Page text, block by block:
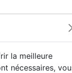
Jeunesse
la meilleure
nécessaires,